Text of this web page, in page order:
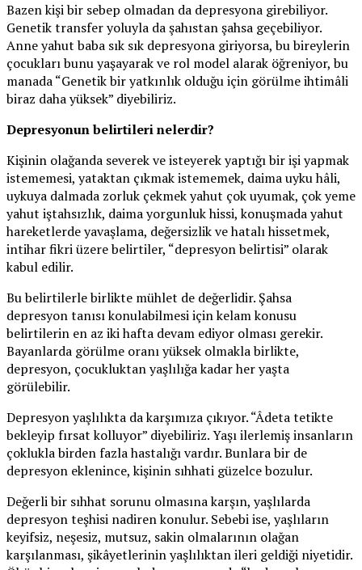
Bazen kişi bir sebep olmadan da depresyona girebiliyor.
Genetik transfer yoluyla da şahıstan şahsa geçebiliyor.
Anne yahut baba sık sık depresyona giriyorsa, bu bireylerin
çocukları bunu yaşayarak ve rol model alarak öğreniyor, bu
manada “Genetik bir yatkınlık olduğu için görülme ihtimâli
biraz daha yüksek” diyebiliriz.
Depresyonun belirtileri nelerdir?
Kişinin olağanda severek ve isteyerek yaptığı bir işi yapmak
istememesi, yataktan çıkmak istememek, daima uyku hâli,
uykuya dalmada zorluk çekmek yahut çok uyumak, çok yeme
yahut iştahsızlık, daima yorgunluk hissi, konuşmada yahut
hareketlerde yavaşlama, değersizlik ve hatalı hissetmek,
intihar fikri üzere belirtiler, “depresyon belirtisi” olarak
kabul edilir.
Bu belirtilerle birlikte mühlet de değerlidir. Şahsa
depresyon tanısı konulabilmesi için kelam konusu
belirtilerin en az iki hafta devam ediyor olması gerekir.
Bayanlarda görülme oranı yüksek olmakla birlikte,
depresyon, çocukluktan yaşlılığa kadar her yaşta
görülebilir.
Depresyon yaşlılıkta da karşımıza çıkıyor. “Âdeta tetikte
bekleyip fırsat kolluyor” diyebiliriz. Yaşı ilerlemiş insanların
çoklukla birden fazla hastalığı vardır. Bunlara bir de
depresyon eklenince, kişinin sıhhati güzelce bozulur.
Değerli bir sıhhat sorunu olmasına karşın, yaşlılarda
depresyon teşhisi nadiren konulur. Sebebi ise, yaşlıların
keyifsiz, neşesiz, mutsuz, sakin olmalarının olağan
karşılanması, şikâyetlerinin yaşlılıktan ileri geldiği niyetidir.